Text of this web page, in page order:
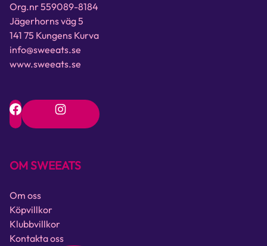
Org.nr 559089-8184
Jägerhorns väg 5
141 75 Kungens Kurva
info@sweeats.se
www.sweeats.se
OM SWEEATS
Om oss
Köpvillkor
Klubbvillkor
Kontakta oss